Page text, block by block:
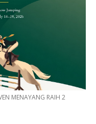
MENAYANG RAIH 2